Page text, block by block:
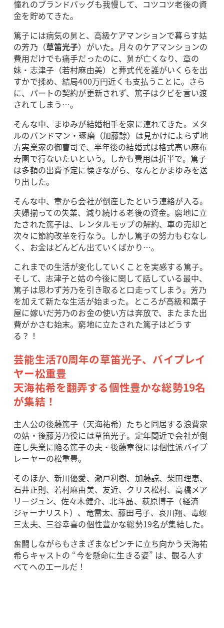
憧れのブランドバッグも我慢して、コツコツ老後の資
金を貯めてきた。
篤子には病気の舅と、高級ケアマンションで暮らす姑
の芳乃（草笛光子）がいた。月々のケアマンションの
費用だけでも痛手だったのに、舅が亡くなり、章の
妹・志津子（若村麻由美）と葬式代を誰がいくらを出
すかで揉め、結局400万円近くも支払うことに。さら
に、パートの契約が更新されず、篤子はクビを言い渡
されてしまう…。
そんな中、まゆみが結婚相手を家に連れてきた。メタ
ルのバンドマン・琢磨（加藤諒）は見かけによらず地
方実業家の御曹司で、半年後の結婚式は格式高い麻布
寿園で行ないたいという。しかも費用は折半で。篤子
は多額の出費予定に慄きながら、なんとかまゆみを送
り出した。
そんな中、章から会社が倒産したという連絡が入る。
夫婦揃っての失業、減り続ける老後の資金。窮地に立
たされた篤子は、レンタルモップの解約、車の売却と
次々に節約改革を行なう。しかし篤子の努力もむなし
く、お金はどんどん出ていくばかり…。
これまでの生活が変化していくことを実感する篤子。
そして、志津子と姑の今後に関して話している最中、
篤子は思わず芳乃を引き取ると口走ってしまう。芳乃
を加えて新たな生活が始まった。ところが高級和菓子
屋に嫁いだ芳乃のお金の使い方は奔放で、またまた出
費がかさむ始末。窮地に立たされた篤子はどうす
る？！
芸能生活70周年の草笛光子、バイプレイ
ヤー松重豊
天海祐希を翻弄する個性豊かな総勢19名
が集結！
主人公の後藤篤子（天海祐希）たちと同居する浪費家
の姑・後藤芳乃役には草笛光子。定年間近で会社が倒
産し失業に陥る篤子の夫・後藤章役には個性派バイプ
レーヤーの松重豊。
そのほか、新川優愛、瀬戸利樹、加藤諒、柴田理恵、
石井正則、若村麻由美、友近、クリス松村、高橋メア
リージュン、佐々木健介、北斗晶、荻原博子（経済
ジャーナリスト）、竜雷太、藤田弓子、哀川翔、毒蝮
三太夫、三谷幸喜の個性豊かな総勢19名が集結した。
奮闘しながらもさまざまなピンチに立ち向かう天海祐
希らキャストの “今を懸命に生きる姿” は、観る人す
べてへのエールだ！